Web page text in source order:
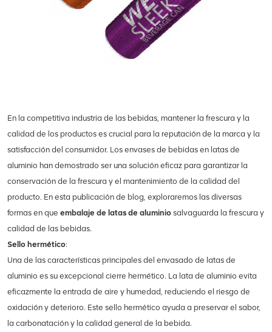
En la competitiva industria de las bebidas, mantener la frescura y la
calidad de los productos es crucial para la reputación de la marca y la
satisfacción del consumidor. Los envases de bebidas en latas de
aluminio han demostrado ser una solución eficaz para garantizar la
conservación de la frescura y el mantenimiento de la calidad del
producto. En esta publicación de blog, exploraremos las diversas
formas en que embalaje de latas de aluminio salvaguarda la frescura y
calidad de las bebidas.
Sello hermético:
Una de las características principales del envasado de latas de
aluminio es su excepcional cierre hermético. La lata de aluminio evita
eficazmente la entrada de aire y humedad, reduciendo el riesgo de
oxidación y deterioro. Este sello hermético ayuda a preservar el sabor,
la carbonatación y la calidad general de la bebida.